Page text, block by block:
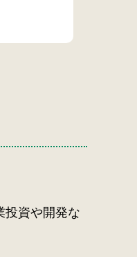
投資や開発な